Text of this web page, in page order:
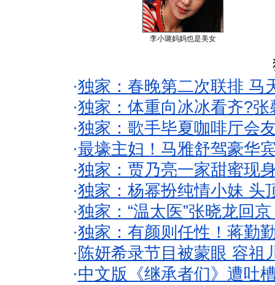
李小璐妈妈也是美女
·独家：春晚第二次联排 马
·独家：体重向冰冰看齐?
·独家：歌手毕夏咖啡厅会
·最壕主妇！马雅舒驾豪华
·独家：贾乃亮一家甜蜜现
·独家：杨幂扮纯情小妹 头
·独家：“温太医”张晓龙回
·独家：有颜则任性！蒋勤
· 陈妍希录节目被蒙眼 容祖
·中文版《继承者们》遭吐